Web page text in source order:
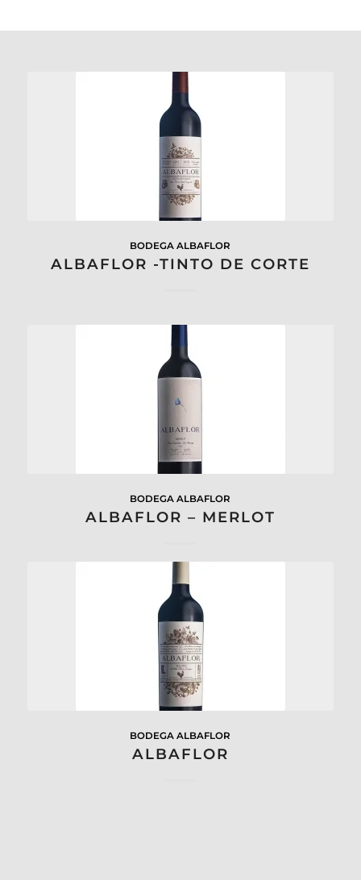
BODEGA ALBAFLOR
ALBAFLOR -TINTO DE CORTE
BODEGA ALBAFLOR
ALBAFLOR – MERLOT
BODEGA ALBAFLOR
ALBAFLOR